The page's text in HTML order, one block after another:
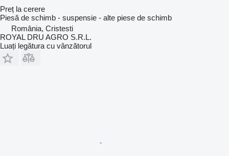
Preț la cerere
Piesă de schimb - suspensie - alte piese de schimb
România, Cristesti
ROYAL DRU AGRO S.R.L.
Luați legătura cu vânzătorul